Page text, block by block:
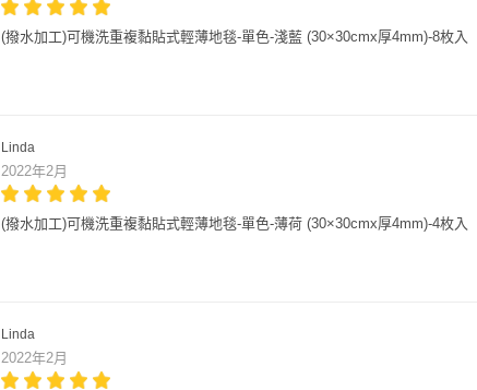
(撥水加工)可機洗重複黏貼式輕薄地毯-單色-淺藍 (30×30cmx厚4mm)-8枚入
Linda
2022年2月
(撥水加工)可機洗重複黏貼式輕薄地毯-單色-薄荷 (30×30cmx厚4mm)-4枚入
Linda
2022年2月